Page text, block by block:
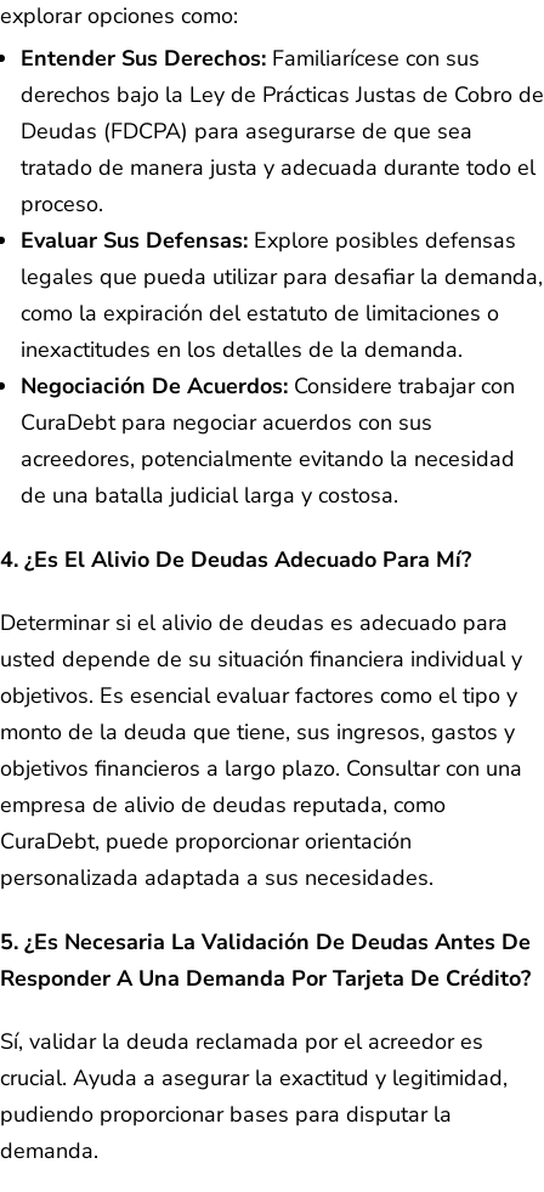
explorar opciones como:
Entender Sus Derechos: Familiarícese con sus
derechos bajo la Ley de Prácticas Justas de Cobro de
Deudas (FDCPA) para asegurarse de que sea
tratado de manera justa y adecuada durante todo el
proceso.
Evaluar Sus Defensas: Explore posibles defensas
legales que pueda utilizar para desafiar la demanda,
como la expiración del estatuto de limitaciones o
inexactitudes en los detalles de la demanda.
Negociación De Acuerdos: Considere trabajar con
CuraDebt para negociar acuerdos con sus
acreedores, potencialmente evitando la necesidad
de una batalla judicial larga y costosa.
4. ¿Es El Alivio De Deudas Adecuado Para Mí?
Determinar si el alivio de deudas es adecuado para
usted depende de su situación financiera individual y
objetivos. Es esencial evaluar factores como el tipo y
monto de la deuda que tiene, sus ingresos, gastos y
objetivos financieros a largo plazo. Consultar con una
empresa de alivio de deudas reputada, como
CuraDebt, puede proporcionar orientación
personalizada adaptada a sus necesidades.
5. ¿Es Necesaria La Validación De Deudas Antes De
Responder A Una Demanda Por Tarjeta De Crédito?
Sí, validar la deuda reclamada por el acreedor es
crucial. Ayuda a asegurar la exactitud y legitimidad,
pudiendo proporcionar bases para disputar la
demanda.